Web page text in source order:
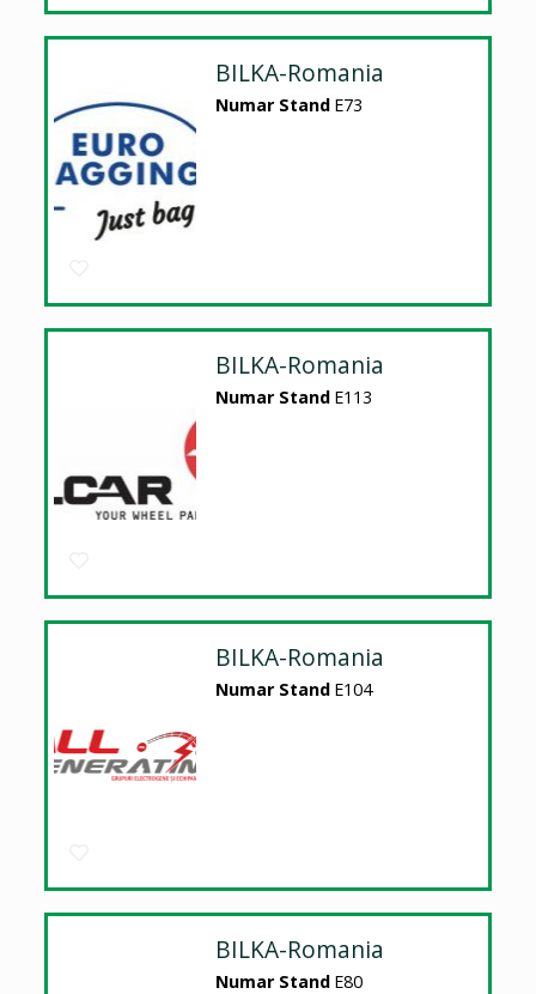
BILKA-Romania
Numar Stand E73
BILKA-Romania
Numar Stand E113
BILKA-Romania
Numar Stand E104
BILKA-Romania
Numar Stand E80